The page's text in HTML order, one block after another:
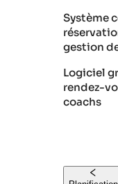
Système
gestion
Logiciel
rendez-
coachs